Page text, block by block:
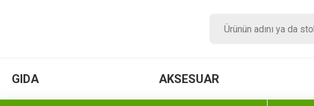
GIDA AKSESUAR